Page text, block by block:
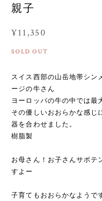
親子
¥11,350
SOLD OUT
スイス西部の山岳地帯シン
ージの牛さん
ヨーロッパの牛の中では最
その優しいおおらかな感じ
器を合わせました。
樹脂製
お母さん！お子さんサボテ
すよー
子育てもおおらかなようで